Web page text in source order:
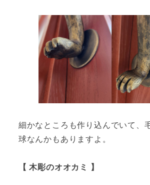
細かなところも作り込んでいて、
球なんかもありますよ。
【 木彫のオオカミ 】